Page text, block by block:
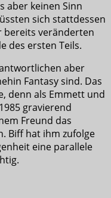
aber keinen Sinn
sich stattdessen
bereits veränderten
des ersten Teils.
aber
Fantasy sind. Das
denn als Emmett und
gravierend
Freund das
Biff hat ihm zufolge
eine parallele